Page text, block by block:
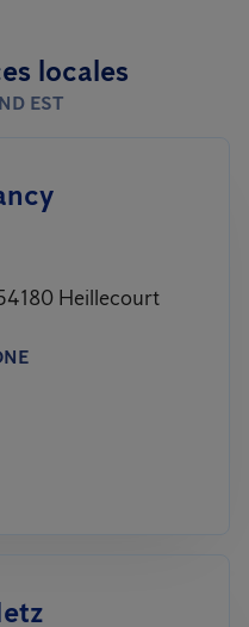
locales
EST
Heillecourt